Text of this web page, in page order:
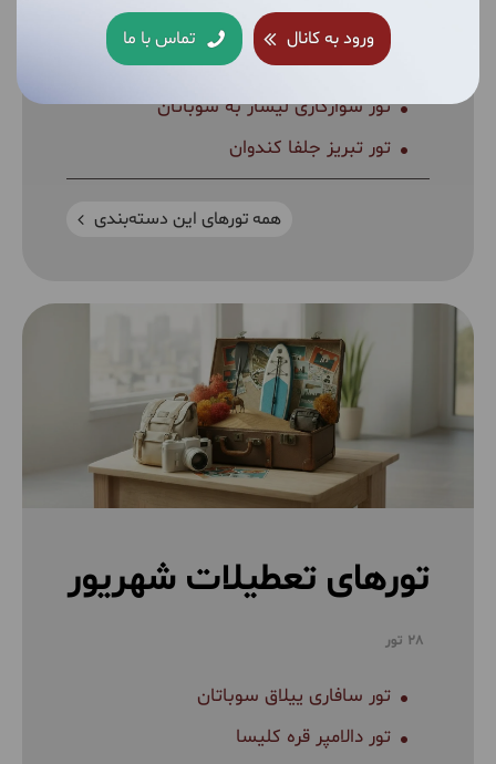
ورود به کانال تماس با ما
تور ترکینگ روستای تمشه لونه تا آبشار
ریوو
تور سوارکاری لیسار به سوباتان
تور تبریز جلفا کندوان
همه تورهای این دسته‌بندی
تورهای تعطیلات شهریور
28 تور
تور سافاری ییلاق سوباتان
تور دالامپر قره کلیسا